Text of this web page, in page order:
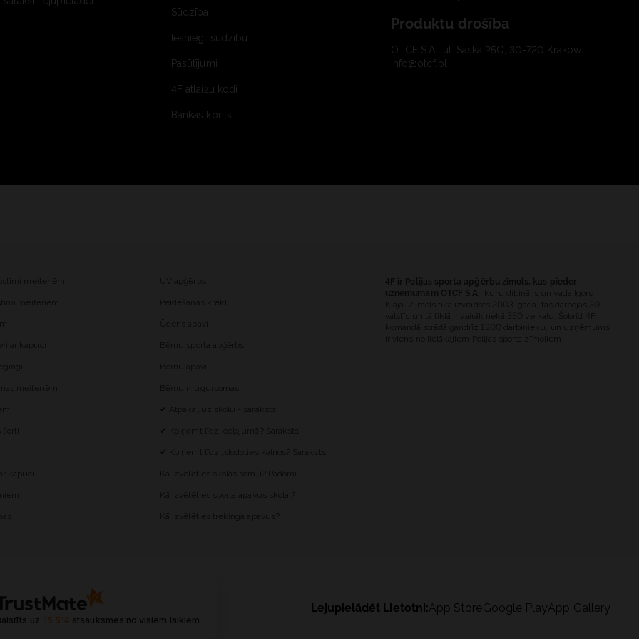
Sūdzība
Iesniegt sūdzību
Pasūtījumi
4F atlaižu kodi
Bankas konts
Produktu drošība
OTCF S.A., ul. Saska 25C, 30-720 Kraków
info@otcf.pl
uz 15 514 atsauksmes no visiem laikiem
Lejupielādēt Lietotni:App StoreGoogle PlayApp Gallery